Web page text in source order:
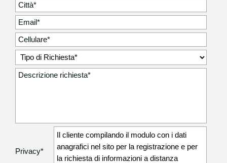
Privacy*
Il cliente compilando il modulo con i dati
anagrafici nel sito per la registrazione e per
la richiesta di informazioni a distanza